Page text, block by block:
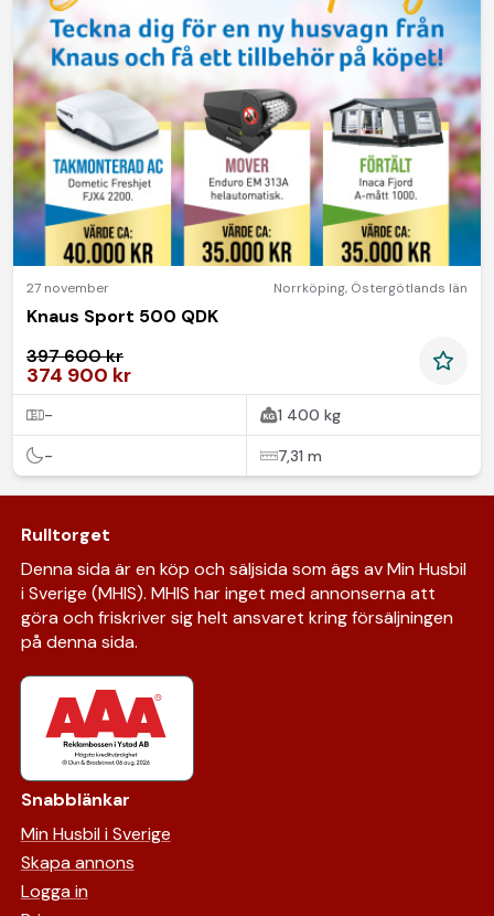
27 november Norrköping, Östergötlands län
Knaus Sport 500 QDK
397 600 kr
374 900 kr
- 1 400 kg
- 7,31 m
Rulltorget
Denna sida är en köp och säljsida som ägs av Min Husbil
i Sverige (MHIS). MHIS har inget med annonserna att
göra och friskriver sig helt ansvaret kring försäljningen
på denna sida.
Snabblänkar
Min Husbil i Sverige
Skapa annons
Logga in